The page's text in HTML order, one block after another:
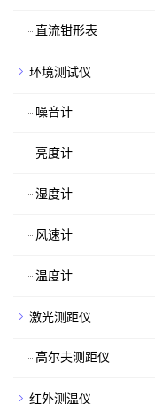
直流钳形表
环境测试仪
噪音计
亮度计
湿度计
风速计
温度计
激光测距仪
高尔夫测距仪
红外测温仪